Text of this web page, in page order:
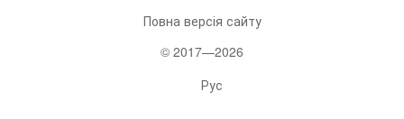
Повна версія сайту
© 2017—2026
Рус